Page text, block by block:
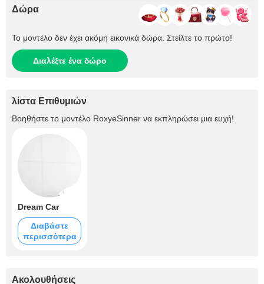
Δώρα
Το μοντέλο δεν έχει ακόμη εικονικά δώρα. Στείλτε το πρώτο!
Διαλέξτε ένα δώρο
λίστα Επιθυμιών
Βοηθήστε το μοντέλο RoxyeSinner να εκπληρώσει μια ευχή!
Dream Car
Διαβάστε
περισσότερα
Ακολουθήσεις